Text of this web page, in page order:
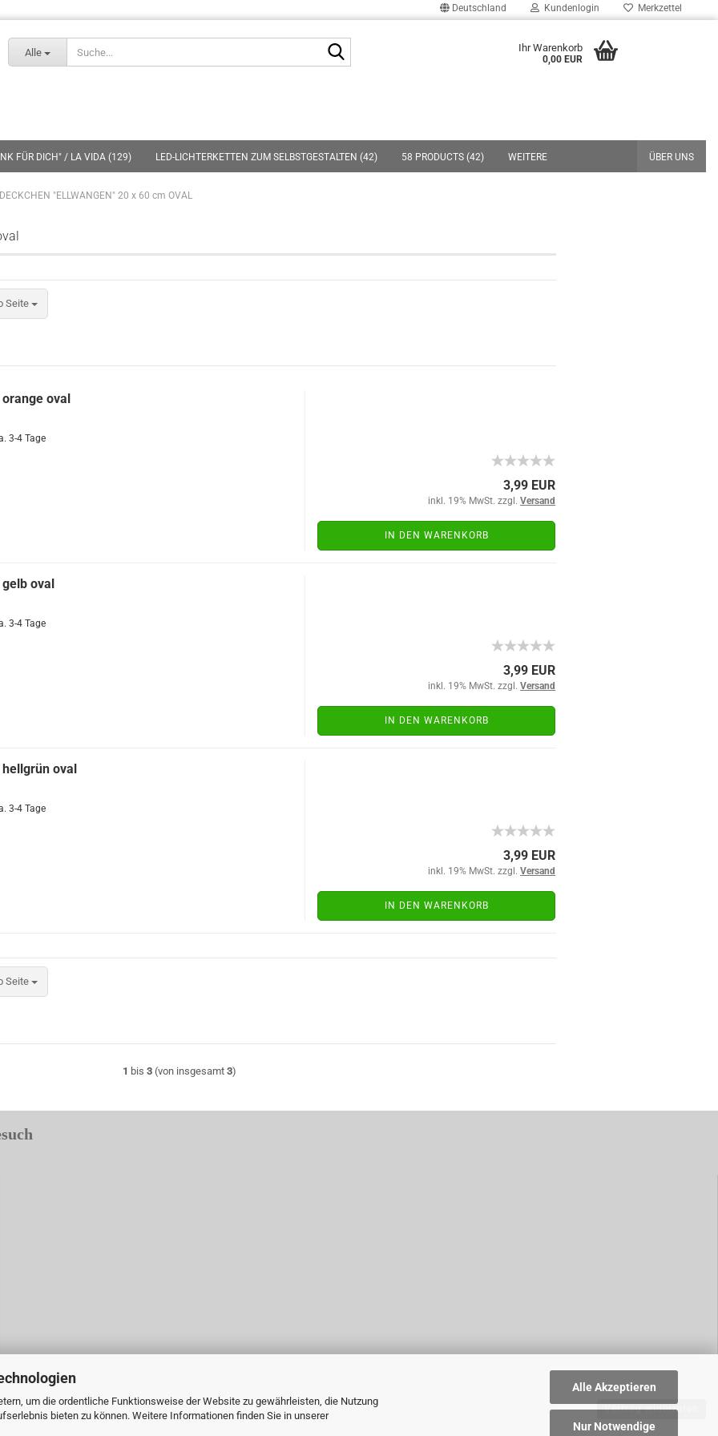
um die ordentliche Funktionsweise der Website zu gewährleisten, die Nutzung
bieten zu können. Weitere Informationen finden Sie in unserer
Alle Akzeptieren
Nur Notwendige
Deutschland Kundenlogin
Passwort vergessen?
Merkzettel
Alle Ihr Warenkorb
0,00 EUR
FÜR DICH" / LA VIDA (129) LED-LICHTERKETTEN ZUM SELBSTGESTALTEN (42) 58 PRODUCTS (42) ÜBER UNS
WEITERE
DECKCHEN "ELLWANGEN" 20 x 60 cm OVAL
Seite
oval
3-4 Tage
3,99 EUR
inkl. 19% MwSt. zzgl. Versand
IN DEN WARENKORB
oval
3-4 Tage
3,99 EUR
inkl. 19% MwSt. zzgl. Versand
IN DEN WARENKORB
oval
3-4 Tage
3,99 EUR
inkl. 19% MwSt. zzgl. Versand
IN DEN WARENKORB
Seite
1 bis 3 (von insgesamt 3)
Vertrag widerrufen